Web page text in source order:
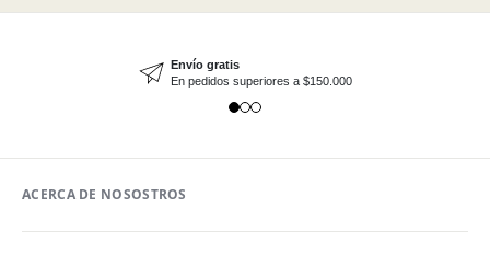
Envío gratis
En pedidos superiores a $150.000
ACERCA DE NOSOSTROS